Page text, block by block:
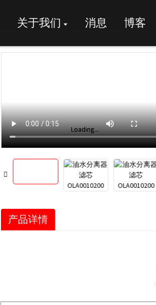
关于我们 消息 博客
Loading...
Loading...
产品详情